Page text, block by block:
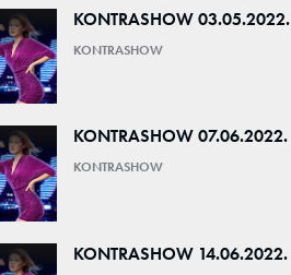
KONTRASHOW 03.05.2022.
KONTRASHOW
KONTRASHOW 07.06.2022.
KONTRASHOW
KONTRASHOW 14.06.2022.